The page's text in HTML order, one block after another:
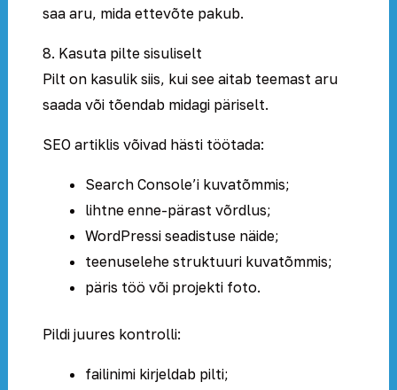
saa aru, mida ettevõte pakub.
8. Kasuta pilte sisuliselt
Pilt on kasulik siis, kui see aitab teemast aru
saada või tõendab midagi päriselt.
SEO artiklis võivad hästi töötada:
Search Console’i kuvatõmmis;
lihtne enne-pärast võrdlus;
WordPressi seadistuse näide;
teenuselehe struktuuri kuvatõmmis;
päris töö või projekti foto.
Pildi juures kontrolli:
failinimi kirjeldab pilti;